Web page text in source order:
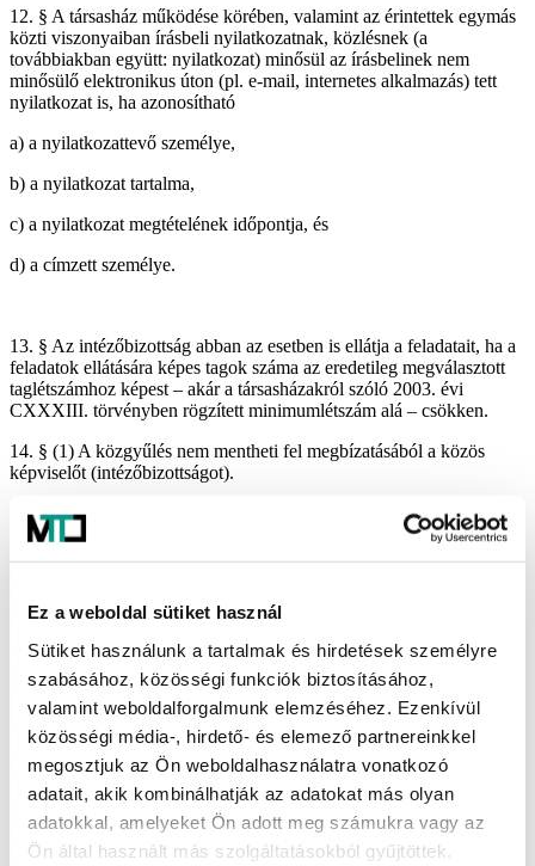
Ez a weboldal sütiket használ
Sütiket használunk a tartalmak és hirdetések személyre
szabásához, közösségi funkciók biztosításához,
valamint weboldalforgalmunk elemzéséhez. Ezenkívül
közösségi média-, hirdető- és elemező partnereinkkel
megosztjuk az Ön weboldalhasználatra vonatkozó
adatait, akik kombinálhatják az adatokat más olyan
adatokkal, amelyeket Ön adott meg számukra vagy az
Ön által használt más szolgáltatásokból gyűjtöttek.
12. § A társasház működése körében, valamint az érintettek egymás
közti viszonyaiban írásbeli nyilatkozatnak, közlésnek (a
továbbiakban együtt: nyilatkozat) minősül az írásbelinek nem
minősülő elektronikus úton (pl. e-mail, internetes alkalmazás) tett
nyilatkozat is, ha azonosítható
a) a nyilatkozattevő személye,
b) a nyilatkozat tartalma,
c) a nyilatkozat megtételének időpontja, és
d) a címzett személye.
13. § Az intézőbizottság abban az esetben is ellátja a feladatait, ha a
feladatok ellátására képes tagok száma az eredetileg megválasztott
taglétszámhoz képest – akár a társasházakról szóló 2003. évi
CXXXIII. törvényben rögzített minimumlétszám alá – csökken.
14. § (1) A közgyűlés nem mentheti fel megbízatásából a közös
képviselőt (intézőbizottságot).
(2) A közös képviselői (intézőbizottsági) megbízatását a közös
képviselő (intézőbizottság) nem szüntetheti meg.
az új közös képviselő (intézőbizottság) megválasztásáig, de
legkésőbb a veszélyhelyzet megszűnését követő 90. napig köteles a
feladatait – változatlan díjazás mellett – ellátni.
(4) Ha a közös képviselő (intézőbizottság) megbízatása a (3)
bekezdésben foglaltakon kívüli okból szűnik meg, vagy a közös
képviselő (intézőbizottság) a veszélyhelyzet folytán nem képes
ellátni a feladatait, az új közös képviselő (intézőbizottság)
megválasztásáig a feladatokat a számvizsgáló bizottság látja el.
Számvizsgáló bizottság hiányában, vagy ha a veszélyhelyzet folytán
a számvizsgáló bizottság sem képes eljárni, az új közös képviselő
(intézőbizottság) megválasztásáig a feladatokat bármely